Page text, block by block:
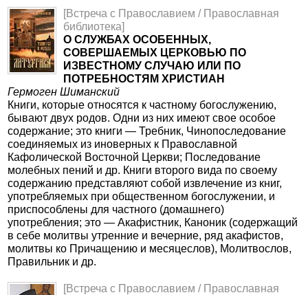
[Встреча с Православием / Православная
библиотека]
О СЛУЖБАХ ОСОБЕННЫХ,
СОВЕРШАЕМЫХ ЦЕРКОВЬЮ ПО
ИЗВЕСТНОМУ СЛУЧАЮ ИЛИ ПО
ПОТРЕБНОСТЯМ ХРИСТИАН
Гермоген Шиманский
Книги, которые относятся к частному богослужению,
бывают двух родов. Одни из них имеют свое особое
содержание; это книги — Требник, Чинопоследование
соединяемых из иноверных к Православной
Кафолической Восточной Церкви; Последование
молебных пений и др. Книги второго вида по своему
содержанию представляют собой извлечение из книг,
употребляемых при общественном богослужении, и
приспособлены для частного (домашнего)
употребления; это — Акафистник, Каноник (содержащий
в себе молитвы утренние и вечерние, ряд акафистов,
молитвы ко Причащению и месяцеслов), Молитвослов,
Правильник и др.
[Встреча с Православием / Православная